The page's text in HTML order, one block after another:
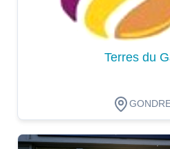
Terres du